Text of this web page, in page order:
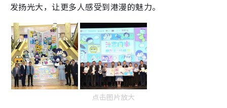
发扬光大，让更多人感受到港漫的魅力。
点击图片放大